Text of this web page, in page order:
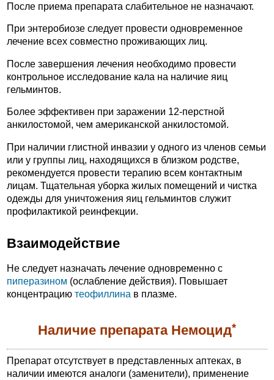
После приема препарата слабительное не назначают.
При энтеробиозе следует провести одновременное
лечение всех совместно проживающих лиц.
После завершения лечения необходимо провести
контрольное исследование кала на наличие яиц
гельминтов.
Более эффективен при заражении 12-перстной
анкилостомой, чем американской анкилостомой.
При наличии глистной инвазии у одного из членов семьи
или у группы лиц, находящихся в близком родстве,
рекомендуется провести терапию всем контактным
лицам. Тщательная уборка жилых помещений и чистка
одежды для уничтожения яиц гельминтов служит
профилактикой реинфекции.
Взаимодействие
Не следует назначать лечение одновременно с
пиперазином (ослабление действия). Повышает
концентрацию теофиллина в плазме.
Наличие препарата Немоцид*
Препарат отсутствует в представленных аптеках, в
наличии имеются аналоги (заменители), применение